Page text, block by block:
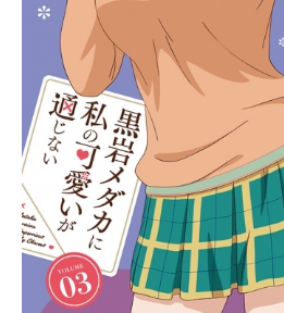
結婚するこ
アニメスケ
（金）〜
OMX・BS11
北条才人：
妃菜喜石倉
青：稗田寧々
天竜：大塚芳
条留衣：結
天乃聖樹（
いな女子と結
た。」／
ト：成海七